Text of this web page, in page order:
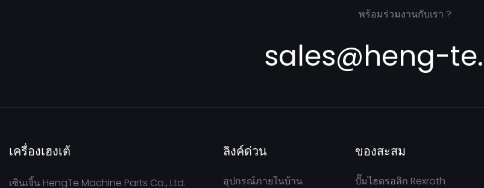
พร้อมร่วมงานกับเรา ?
sales@heng-
เครื่องเฮงเต้
เซินเจิ้น HengTe Machine Parts Co., Ltd.
ลิงค์ด่วน
อุปกรณ์ภายในบ้าน
ของสะสม
ปั๊มไฮดรอลิก Rexroth